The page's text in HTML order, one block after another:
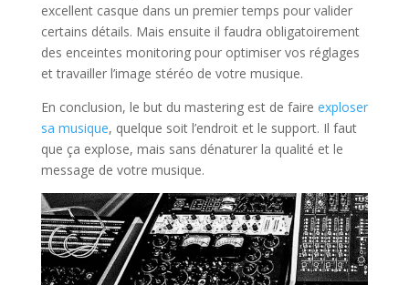
excellent casque dans un premier temps pour valider
certains détails. Mais ensuite il faudra obligatoirement
des enceintes monitoring pour optimiser vos réglages
et travailler l’image stéréo de votre musique.
En conclusion, le but du mastering est de faire exploser
sa musique, quelque soit l’endroit et le support. Il faut
que ça explose, mais sans dénaturer la qualité et le
message de votre musique.